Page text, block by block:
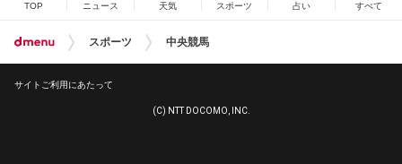
TOP ニュース 天気 スポーツ 占い すべて
スポーツ 中央競馬
サイトご利用にあたって
(C) NTT DOCOMO, INC.